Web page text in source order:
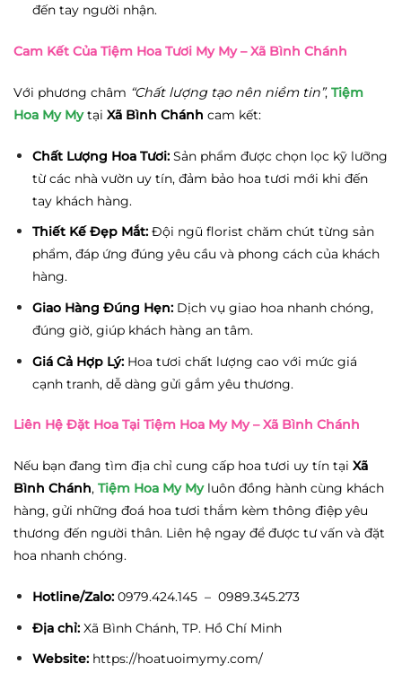
đến tay người nhận.
Cam Kết Của Tiệm Hoa Tươi My My – Xã Bình Chánh
Với phương châm “Chất lượng tạo nên niềm tin”, Tiệm
Hoa My Mytại Xã Bình Chánh cam kết:
Chất Lượng Hoa Tươi:Sản phẩm được chọn lọc kỹ lưỡng
từ các nhà vườn uy tín, đảm bảo hoa tươi mới khi đến
tay khách hàng.
Thiết Kế Đẹp Mắt:Đội ngũ florist chăm chút từng sản
phẩm, đáp ứng đúng yêu cầu và phong cách của khách
hàng.
Giao Hàng Đúng Hẹn:Dịch vụ giao hoa nhanh chóng,
đúng giờ, giúp khách hàng an tâm.
Giá Cả Hợp Lý:Hoa tươi chất lượng cao với mức giá
cạnh tranh, dễ dàng gửi gắm yêu thương.
Liên Hệ Đặt Hoa Tại Tiệm Hoa My My – Xã Bình Chánh
Nếu bạn đang tìm địa chỉ cung cấp hoa tươi uy tín tại Xã
Bình Chánh, Tiệm Hoa My Myluôn đồng hành cùng khách
hàng, gửi những đoá hoa tươi thắm kèm thông điệp yêu
thương đến người thân. Liên hệ ngay để được tư vấn và đặt
hoa nhanh chóng.
Hotline/Zalo:0979.424.145 – 0989.345.273
Địa chỉ:Xã Bình Chánh, TP. Hồ Chí Minh
Website: https://hoatuoimymy.com/